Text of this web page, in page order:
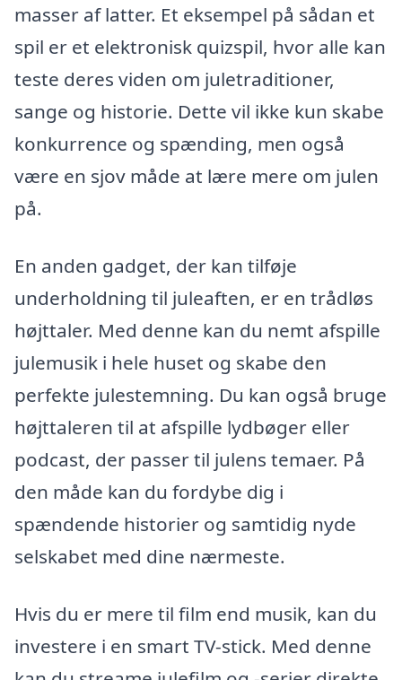
masser af latter. Et eksempel på sådan et
spil er et elektronisk quizspil, hvor alle kan
teste deres viden om juletraditioner,
sange og historie. Dette vil ikke kun skabe
konkurrence og spænding, men også
være en sjov måde at lære mere om julen
på.
En anden gadget, der kan tilføje
underholdning til juleaften, er en trådløs
højttaler. Med denne kan du nemt afspille
julemusik i hele huset og skabe den
perfekte julestemning. Du kan også bruge
højttaleren til at afspille lydbøger eller
podcast, der passer til julens temaer. På
den måde kan du fordybe dig i
spændende historier og samtidig nyde
selskabet med dine nærmeste.
Hvis du er mere til film end musik, kan du
investere i en smart TV-stick. Med denne